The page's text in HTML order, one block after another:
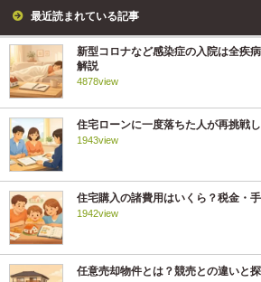
最近読まれている記事
新型コロナなど感染症の入院は全疾
解説
4878view
住宅ローンに一度落ちた人が再挑戦
1943view
住宅購入の諸費用はいくら？税金・
1942view
任意売却物件とは？競売との違いと